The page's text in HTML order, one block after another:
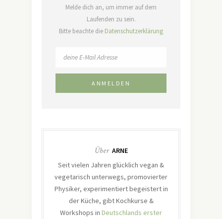
Melde dich an, um immer auf dem
Laufenden zu sein.
Bitte beachte die Datenschutzerklärung
Über ARNE
Seit vielen Jahren glücklich vegan &
vegetarisch unterwegs, promovierter
Physiker, experimentiert begeistert in
der Küche, gibt Kochkurse &
Workshops in Deutschlands erster